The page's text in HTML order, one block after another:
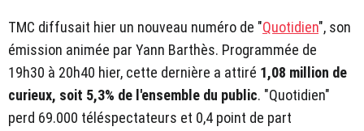
TMC diffusait hier un nouveau numéro de "Quotidien", son
émission animée par Yann Barthès. Programmée de
19h30 à 20h40 hier, cette dernière a attiré 1,08 million de
curieux, soit 5,3% de l'ensemble du public. "Quotidien"
perd 69.000 téléspectateurs et 0,4 point de part